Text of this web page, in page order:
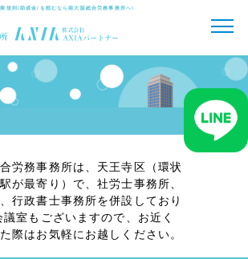
代行/就業規則/助成金/を頼むなら 南大阪総合労務事務所へ!
労務事務所は、天王寺区（環状
が最寄り）で、社労士事務所、
行政書士事務所を併設しており
議室もございますので、お近く
際はお気軽にお越しください。